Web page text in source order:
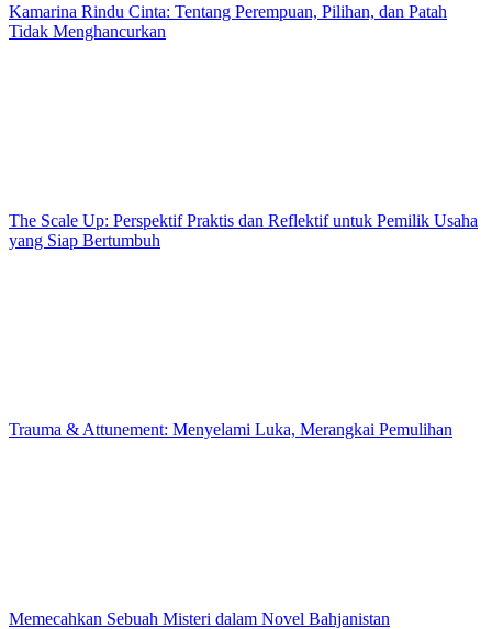
Kamarina Rindu Cinta: Tentang Perempuan, Pilihan, dan Patah
Tidak Menghancurkan
The Scale Up: Perspektif Praktis dan Reflektif untuk Pemilik Usaha
yang Siap Bertumbuh
Trauma & Attunement: Menyelami Luka, Merangkai Pemulihan
Memecahkan Sebuah Misteri dalam Novel Bahjanistan